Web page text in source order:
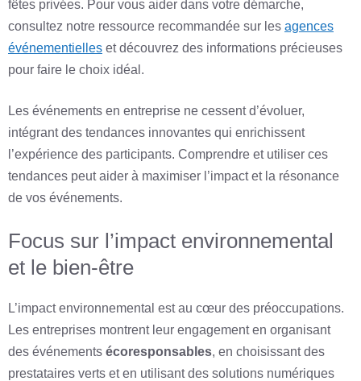
fêtes privées. Pour vous aider dans votre démarche,
consultez notre ressource recommandée sur les agences
événementielles et découvrez des informations précieuses
pour faire le choix idéal.
Les événements en entreprise ne cessent d’évoluer,
intégrant des tendances innovantes qui enrichissent
l’expérience des participants. Comprendre et utiliser ces
tendances peut aider à maximiser l’impact et la résonance
de vos événements.
Focus sur l’impact environnemental
et le bien-être
L’impact environnemental est au cœur des préoccupations.
Les entreprises montrent leur engagement en organisant
des événements écoresponsables, en choisissant des
prestataires verts et en utilisant des solutions numériques